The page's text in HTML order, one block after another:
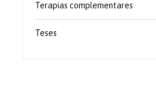
Terapias complementares
Teses